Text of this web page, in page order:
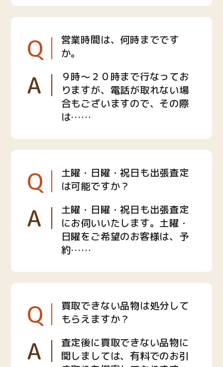
Q
営業時間は、何時までです
か。
A
９時〜２０時まで行なってお
りますが、電話が取れない場
合もございますので、その際
は……
Q
土曜・日曜・祝日も出張査定
は可能ですか？
A
土曜・日曜・祝日も出張査定
にお伺いいたします。土曜・
日曜をご希望のお客様は、予
約……
Q
買取できない品物は処分して
もらえますか？
A
査定後に買取できない品物に
関しましては、有料でのお引